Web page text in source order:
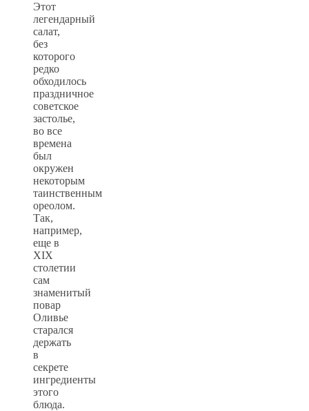
Этот
легендарный
салат,
без
которого
редко
обходилось
праздничное
советское
застолье,
во все
времена
был
окружен
некоторым
таинственным
ореолом.
Так,
например,
еще в
XIX
столетии
сам
знаменитый
повар
Оливье
старался
держать
в
секрете
ингредиенты
этого
блюда.